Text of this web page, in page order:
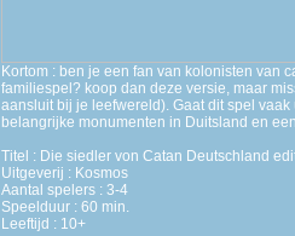
Kortom : ben je een fan van kolonisten van
familiespel? koop dan deze versie, maar
aansluit bij je leefwereld). Gaat dit spel
belangrijke monumenten in Duitsland en
Titel : Die siedler von Catan Deutschland
Uitgeverij : Kosmos
Aantal spelers : 3-4
Speelduur : 60 min.
Leeftijd : 10+